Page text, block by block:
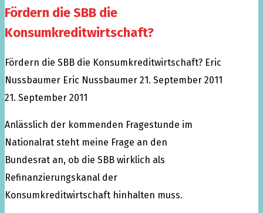
Fördern die SBB die
Konsumkreditwirtschaft?
Fördern die SBB die Konsumkreditwirtschaft? Eric
Nussbaumer Eric Nussbaumer 21. September 2011
21. September 2011
Anlässlich der kommenden Fragestunde im
Nationalrat steht meine Frage an den
Bundesrat an, ob die SBB wirklich als
Refinanzierungskanal der
Konsumkreditwirtschaft hinhalten muss.